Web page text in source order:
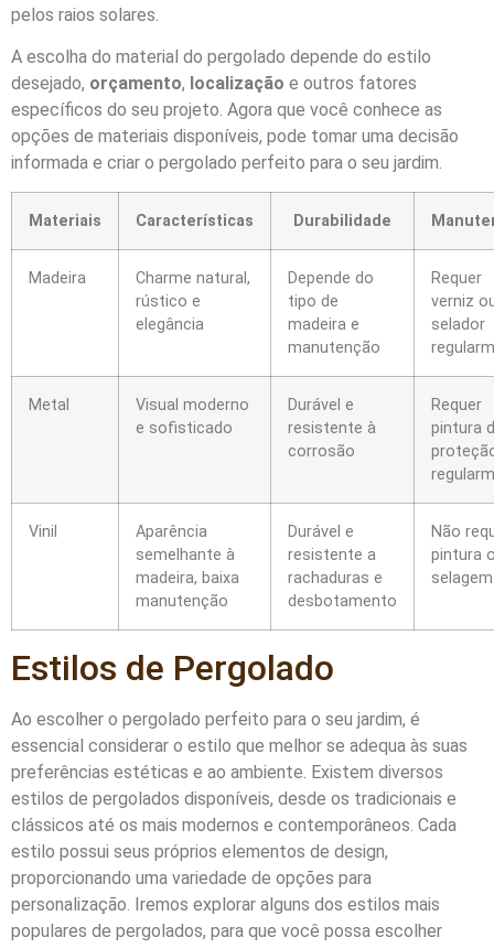
pelos raios solares.
A escolha do material do pergolado depende do estilo
desejado, orçamento, localização e outros fatores
específicos do seu projeto. Agora que você conhece as
opções de materiais disponíveis, pode tomar uma decisão
informada e criar o pergolado perfeito para o seu jardim.
Materiais Características Durabilidade
Madeira
Charme natural,
rústico e
elegância
Depende do
tipo de
madeira e
manutenção
Requer
verniz
selador
Metal
Visual moderno
e sofisticado
Durável e
resistente à
corrosão
Requer
pintura
Vinil
Aparência
semelhante à
madeira, baixa
manutenção
Durável e
resistente a
rachaduras e
desbotamento
Não
pintura
selagem
Estilos de Pergolado
Ao escolher o pergolado perfeito para o seu jardim, é
essencial considerar o estilo que melhor se adequa às suas
preferências estéticas e ao ambiente. Existem diversos
estilos de pergolados disponíveis, desde os tradicionais e
clássicos até os mais modernos e contemporâneos. Cada
estilo possui seus próprios elementos de design,
proporcionando uma variedade de opções para
personalização. Iremos explorar alguns dos estilos mais
populares de pergolados, para que você possa escolher